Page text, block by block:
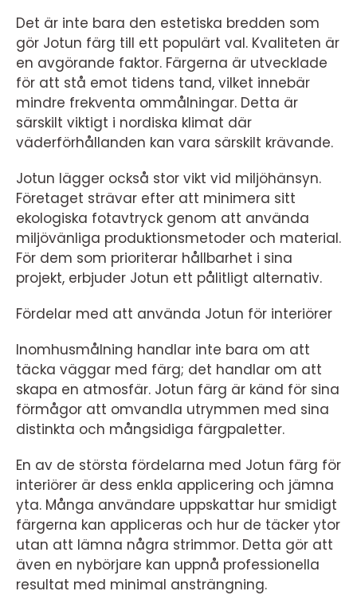
Det är inte bara den estetiska bredden som
gör Jotun färg till ett populärt val. Kvaliteten är
en avgörande faktor. Färgerna är utvecklade
för att stå emot tidens tand, vilket innebär
mindre frekventa ommålningar. Detta är
särskilt viktigt i nordiska klimat där
väderförhållanden kan vara särskilt krävande.
Jotun lägger också stor vikt vid miljöhänsyn.
Företaget strävar efter att minimera sitt
ekologiska fotavtryck genom att använda
miljövänliga produktionsmetoder och material.
För dem som prioriterar hållbarhet i sina
projekt, erbjuder Jotun ett pålitligt alternativ.
Fördelar med att använda Jotun för interiörer
Inomhusmålning handlar inte bara om att
täcka väggar med färg; det handlar om att
skapa en atmosfär. Jotun färg är känd för sina
förmågor att omvandla utrymmen med sina
distinkta och mångsidiga färgpaletter.
En av de största fördelarna med Jotun färg för
interiörer är dess enkla applicering och jämna
yta. Många användare uppskattar hur smidigt
färgerna kan appliceras och hur de täcker ytor
utan att lämna några strimmor. Detta gör att
även en nybörjare kan uppnå professionella
resultat med minimal ansträngning.